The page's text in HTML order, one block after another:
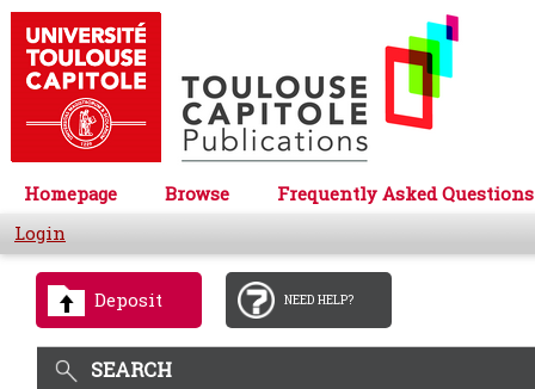
Homepage Browse
Frequently Asked Questions
Login
Deposit NEED HELP?
SEARCH